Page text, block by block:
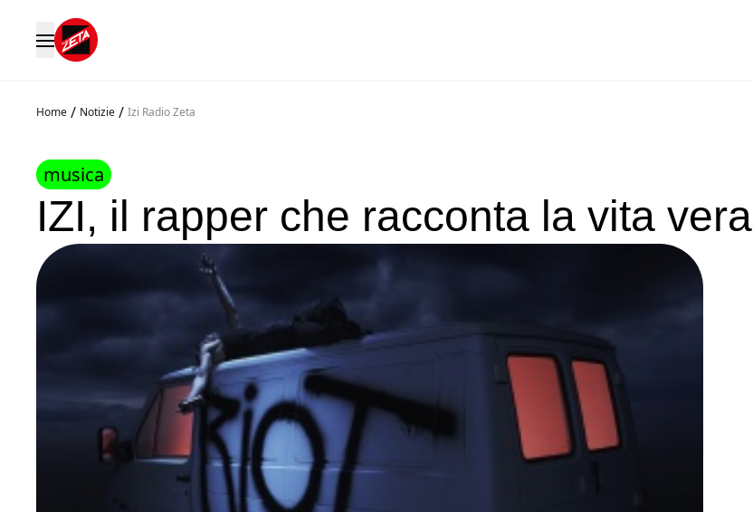
Home / Notizie / Izi Radio Zeta
musica
IZI, il rapper che racconta la vita vera